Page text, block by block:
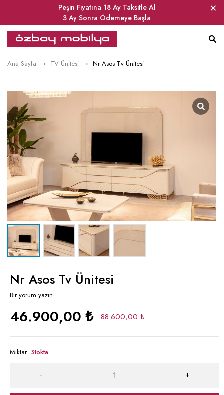
Peşin Fiyatına 18 Ay Taksitle Al
3 Ay Sonra Ödemeye Başla
Ana Sayfa TV Ünitesi Nr Asos Tv Ünitesi
Nr Asos Tv Ünitesi
Bir yorum yazın
88.600,00₺
46.900,00 ₺
Miktar Stokta